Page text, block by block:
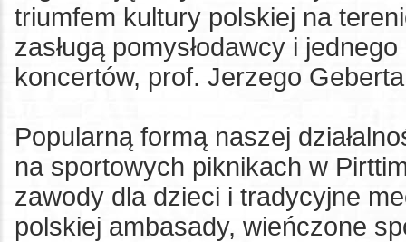
triumfem kultury polskiej na
zasługą pomysłodawcy i
koncertów, prof. Jerzego
Popularną formą naszej
na sportowych piknikach w
zawody dla dzieci i tradycyjne
polskiej ambasady, wieńczone